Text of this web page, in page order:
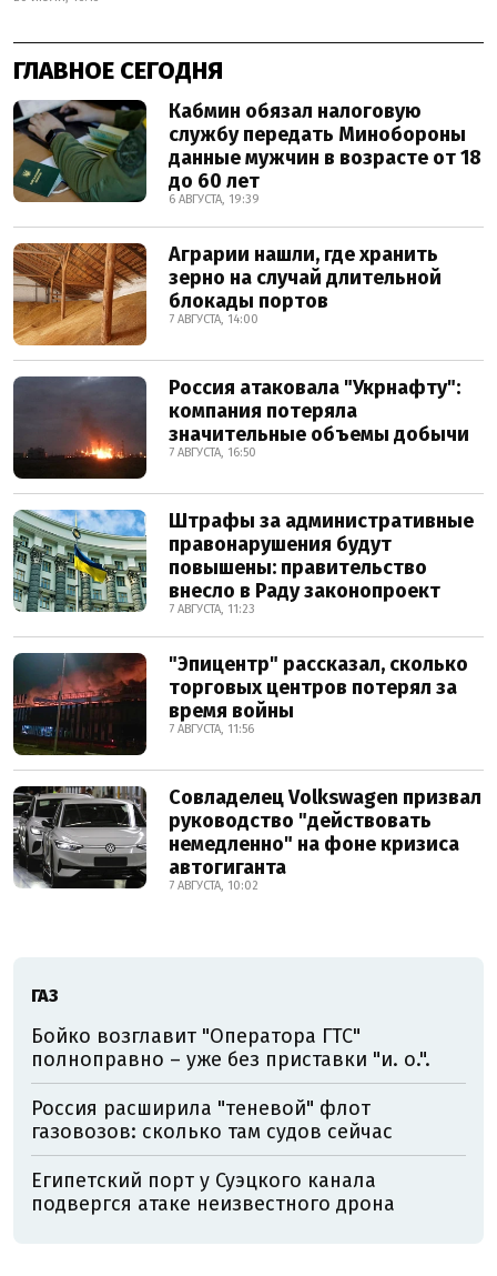
ГЛАВНОЕ СЕГОДНЯ
Кабмин обязал налоговую
службу передать Минобороны
данные мужчин в возрасте от 18
до 60 лет
6 АВГУСТА, 19:39
Аграрии нашли, где хранить
зерно на случай длительной
блокады портов
7 АВГУСТА, 14:00
Россия атаковала "Укрнафту":
компания потеряла
значительные объемы добычи
7 АВГУСТА, 16:50
Штрафы за административные
правонарушения будут
повышены: правительство
внесло в Раду законопроект
7 АВГУСТА, 11:23
"Эпицентр" рассказал, сколько
торговых центров потерял за
время войны
7 АВГУСТА, 11:56
Совладелец Volkswagen призвал
руководство "действовать
немедленно" на фоне кризиса
автогиганта
7 АВГУСТА, 10:02
ГАЗ
Бойко возглавит "Оператора ГТС"
полноправно – уже без приставки "и. о.".
Россия расширила "теневой" флот
газовозов: сколько там судов сейчас
Египетский порт у Суэцкого канала
подвергся атаке неизвестного дрона